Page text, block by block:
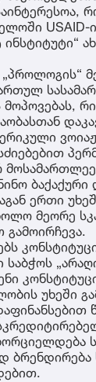
USAID-
ინსტიტუტი“
მოპოვებას,
ბაქაქური
ერთი
მეორე
გამოირჩევა.
უხეში
ბრენდირება